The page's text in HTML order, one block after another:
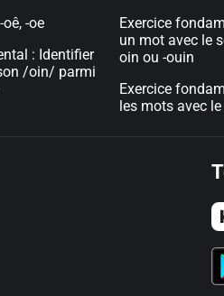
-oe
: Identifier
/oin/ parmi
Exercice
un mot avec le
oin ou -ouin
Exercice
les mots avec